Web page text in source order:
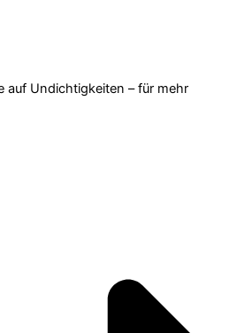
auf Undichtigkeiten – für mehr